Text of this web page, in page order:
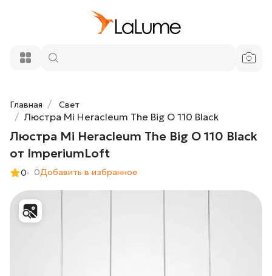
Главная Свет
Люстра Mi Heracleum The Big O 110 Black
Люстра Mi Heracleum The Big O 110 Black
от ImperiumLoft
0 0Добавить в избранное
Black от ImperiumLoft